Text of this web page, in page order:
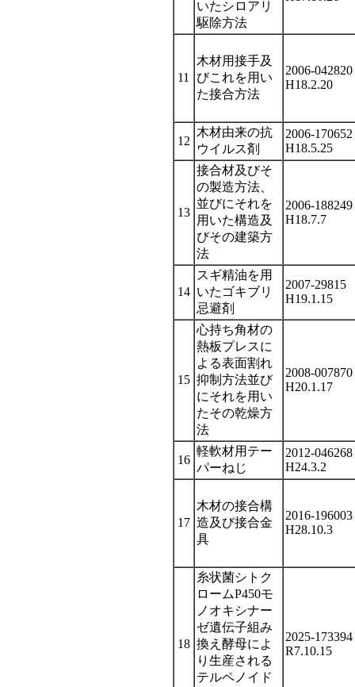
いたシロアリ
駆除方法
11
木材用接手及
びこれを用い
た接合方法
2006-042820
H18.2.20
12
木材由来の抗
ウイルス剤
2006-170652
H18.5.25
13
接合材及びそ
の製造方法、
並びにそれを
用いた構造及
びその建築方
法
2006-188249
H18.7.7
14
スギ精油を用
いたゴキブリ
忌避剤
2007-29815
H19.1.15
15
心持ち角材の
熱板プレスに
よる表面割れ
抑制方法並び
にそれを用い
たその乾燥方
法
2008-007870
H20.1.17
16
軽軟材用テー
パーねじ
2012-046268
H24.3.2
17
木材の接合構
造及び接合金
具
2016-196003
H28.10.3
18
糸状菌シトク
ロームP450モ
ノオキシナー
ゼ遺伝子組み
換え酵母によ
り生産される
テルペノイド
2025-173394
R7.10.15